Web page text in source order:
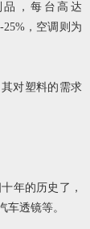
，每台高达
，空调则为
对塑料的需求
年的历史了，
车透镜等。